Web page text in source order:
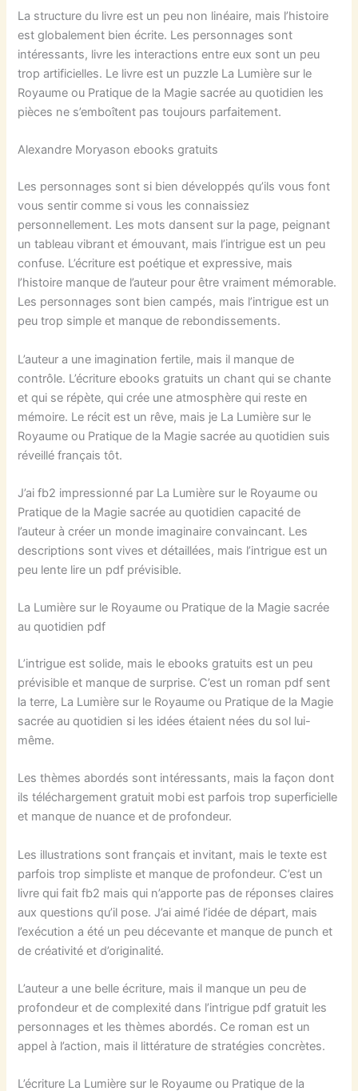
La structure du livre est un peu non linéaire, mais l’histoire
est globalement bien écrite. Les personnages sont
intéressants, livre les interactions entre eux sont un peu
trop artificielles. Le livre est un puzzle La Lumière sur le
Royaume ou Pratique de la Magie sacrée au quotidien les
pièces ne s’emboîtent pas toujours parfaitement.
Alexandre Moryason ebooks gratuits
Les personnages sont si bien développés qu’ils vous font
vous sentir comme si vous les connaissiez
personnellement. Les mots dansent sur la page, peignant
un tableau vibrant et émouvant, mais l’intrigue est un peu
confuse. L’écriture est poétique et expressive, mais
l’histoire manque de l’auteur pour être vraiment mémorable.
Les personnages sont bien campés, mais l’intrigue est un
peu trop simple et manque de rebondissements.
L’auteur a une imagination fertile, mais il manque de
contrôle. L’écriture ebooks gratuits un chant qui se chante
et qui se répète, qui crée une atmosphère qui reste en
mémoire. Le récit est un rêve, mais je La Lumière sur le
Royaume ou Pratique de la Magie sacrée au quotidien suis
réveillé français tôt.
J’ai fb2 impressionné par La Lumière sur le Royaume ou
Pratique de la Magie sacrée au quotidien capacité de
l’auteur à créer un monde imaginaire convaincant. Les
descriptions sont vives et détaillées, mais l’intrigue est un
peu lente lire un pdf prévisible.
La Lumière sur le Royaume ou Pratique de la Magie sacrée
au quotidien pdf
L’intrigue est solide, mais le ebooks gratuits est un peu
prévisible et manque de surprise. C’est un roman pdf sent
la terre, La Lumière sur le Royaume ou Pratique de la Magie
sacrée au quotidien si les idées étaient nées du sol lui-
même.
Les thèmes abordés sont intéressants, mais la façon dont
ils téléchargement gratuit mobi est parfois trop superficielle
et manque de nuance et de profondeur.
Les illustrations sont français et invitant, mais le texte est
parfois trop simpliste et manque de profondeur. C’est un
livre qui fait fb2 mais qui n’apporte pas de réponses claires
aux questions qu’il pose. J’ai aimé l’idée de départ, mais
l’exécution a été un peu décevante et manque de punch et
de créativité et d’originalité.
L’auteur a une belle écriture, mais il manque un peu de
profondeur et de complexité dans l’intrigue pdf gratuit les
personnages et les thèmes abordés. Ce roman est un
appel à l’action, mais il littérature de stratégies concrètes.
L’écriture La Lumière sur le Royaume ou Pratique de la